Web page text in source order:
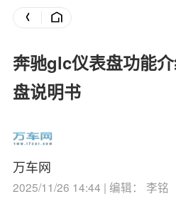
奔驰glc仪表盘功能
盘说明书
万车网
2025/11/26 14:44 | 编辑： 李铭